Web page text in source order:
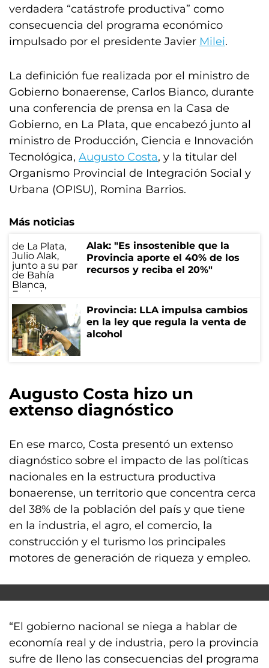
verdadera “catástrofe productiva” como
consecuencia del programa económico
impulsado por el presidente Javier Milei.
La definición fue realizada por el ministro de
Gobierno bonaerense, Carlos Bianco, durante
una conferencia de prensa en la Casa de
Gobierno, en La Plata, que encabezó junto al
ministro de Producción, Ciencia e Innovación
Tecnológica, Augusto Costa, y la titular del
Organismo Provincial de Integración Social y
Urbana (OPISU), Romina Barrios.
Más noticias
Alak: "Es insostenible que la
Provincia aporte el 40% de los
recursos y reciba el 20%"
Provincia: LLA impulsa cambios
en la ley que regula la venta de
alcohol
Augusto Costa hizo un
extenso diagnóstico
En ese marco, Costa presentó un extenso
diagnóstico sobre el impacto de las políticas
nacionales en la estructura productiva
bonaerense, un territorio que concentra cerca
del 38% de la población del país y que tiene
en la industria, el agro, el comercio, la
construcción y el turismo los principales
motores de generación de riqueza y empleo.
“El gobierno nacional se niega a hablar de
economía real y de industria, pero la provincia
sufre de lleno las consecuencias del programa